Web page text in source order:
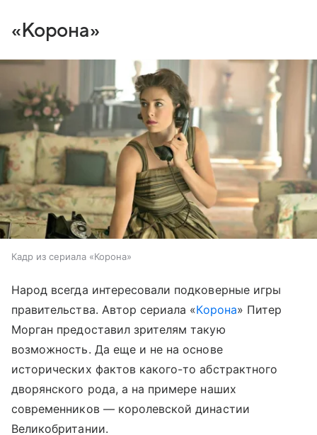
«Корона»
Кадр из сериала «Корона»
Народ всегда интересовали подковерные игры
правительства. Автор сериала «Корона» Питер
Морган предоставил зрителям такую
возможность. Да еще и не на основе
исторических фактов какого-то абстрактного
дворянского рода, а на примере наших
современников — королевской династии
Великобритании.